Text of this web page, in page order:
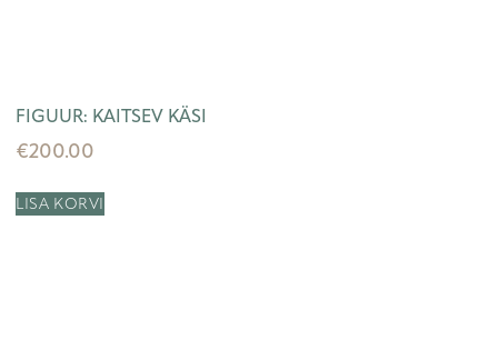
FIGUUR: KAITSEV KÄSI
€200.00
LISA KORVI